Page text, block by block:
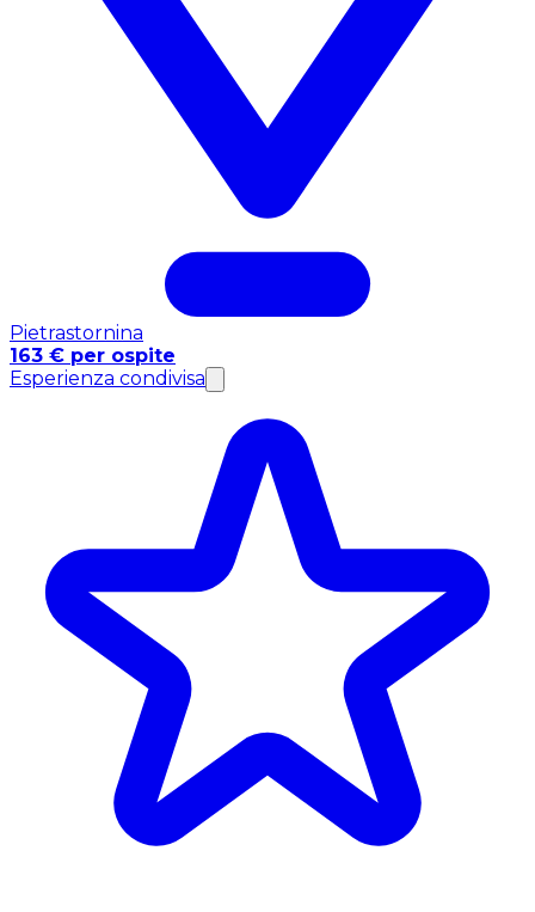
Pietrastornina
163 € per ospite
Esperienza condivisa